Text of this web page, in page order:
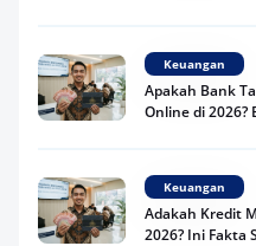
Keuangan
Apakah Bank
Online di 2026?
Keuangan
Adakah Kredit
2026? Ini Fakta